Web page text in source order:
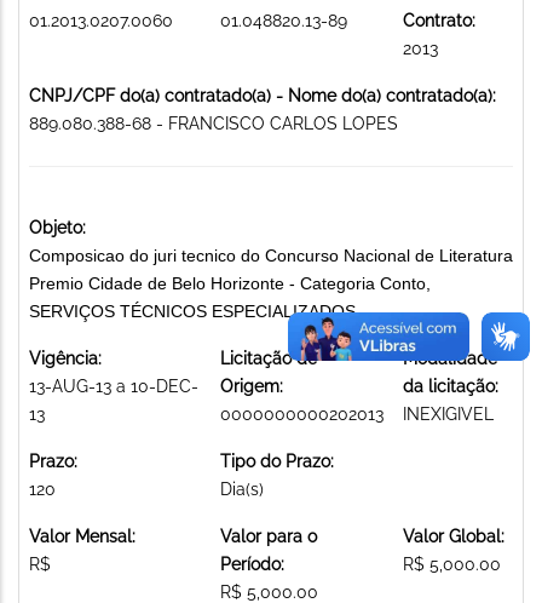
01.2013.0207.0060
01.048820.13-89
Contrato:
2013
CNPJ/CPF do(a) contratado(a) - Nome do(a) contratado(a):
889.080.388-68 - FRANCISCO CARLOS LOPES
Objeto:
Composicao do juri tecnico do Concurso Nacional de Literatura
Premio Cidade de Belo Horizonte - Categoria Conto,
SERVIÇOS TÉCNICOS ESPECIALIZADOS
Vigência:
13-AUG-13 a 10-DEC-
13
Licitação de
Origem:
0000000000202013
Modalidade
da licitação:
INEXIGIVEL
Prazo:
120
Tipo do Prazo:
Dia(s)
Valor Mensal:
R$
Valor para o
Período:
R$ 5,000.00
Valor Global:
R$ 5,000.00